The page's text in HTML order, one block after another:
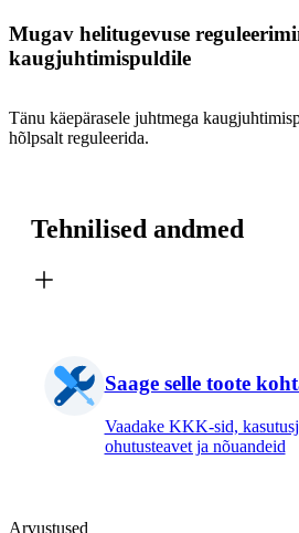
Mugav helitugevuse
kaugjuhtimispuldile
Tänu käepärasele juhtmega
hõlpsalt reguleerida.
Tehnilised andmed
Saage selle toote
Vaadake KKK-sid,
ohutusteavet ja nõuandeid
Arvustused